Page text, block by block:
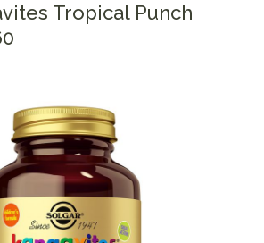
Tropical Punch